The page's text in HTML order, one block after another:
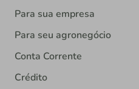
Para sua empresa
Para seu agronegócio
Conta Corrente
Crédito